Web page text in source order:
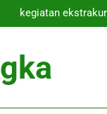
kegiatan
Mendisain Ruang
kegiatan
Mendisain Ruang